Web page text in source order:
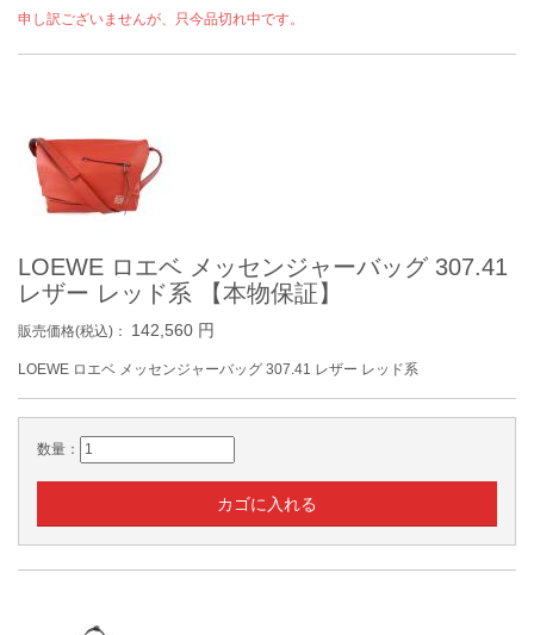
申し訳ございませんが、只今品切れ中です。
LOEWE ロエベ メッセンジャーバッグ 307.41
レザー レッド系 【本物保証】
販売価格(税込)： 142,560 円
LOEWE ロエベ メッセンジャーバッグ 307.41 レザー レッド系
数量：